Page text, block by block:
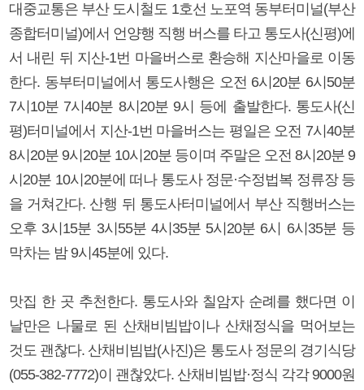
대중교통은 부산 도시철도 1호선 노포역 동부터미널(부산
종합터미널)에서 언양행 직행 버스를 타고 통도사(신평)에
서 내린 뒤 지산-1번 마을버스로 환승해 지산마을로 이동
한다. 동부터미널에서 통도사행은 오전 6시20분 6시50분
7시10분 7시40분 8시20분 9시 등에 출발한다. 통도사(신
평)터미널에서 지산-1번 마을버스는 평일은 오전 7시40분
8시20분 9시20분 10시20분 등이며 주말은 오전 8시20분 9
시20분 10시20분에 떠나 통도사 정문·수정법복 정류장 등
을 거쳐간다. 산행 뒤 통도사터미널에서 부산 직행버스는
오후 3시15분 3시55분 4시35분 5시20분 6시 6시35분 등
막차는 밤 9시45분에 있다.
맛집 한 곳 추천한다. 통도사와 칠암자 순례를 했다면 이
날만은 나물로 된 산채비빔밥이나 산채정식을 먹어보는
것도 괜찮다. 산채비빔밥(사진)은 통도사 정문의 경기식당
(055-382-7772)이 괜찮았다. 산채비빔밥·정식 각각 9000원